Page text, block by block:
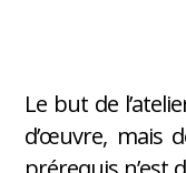
Le but de
d’œuvre, mais